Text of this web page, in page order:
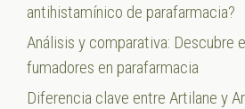
antihistamínico de parafarmacia?
Análisis y comparativa: Descubre
fumadores en parafarmacia
Diferencia clave entre Artilane y